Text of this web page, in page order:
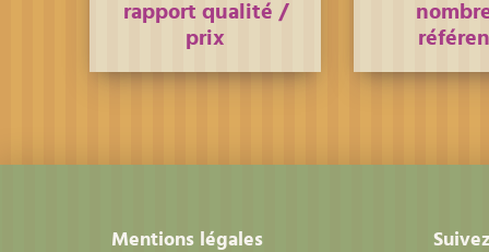
rapport qualité /
prix
Mentions légales